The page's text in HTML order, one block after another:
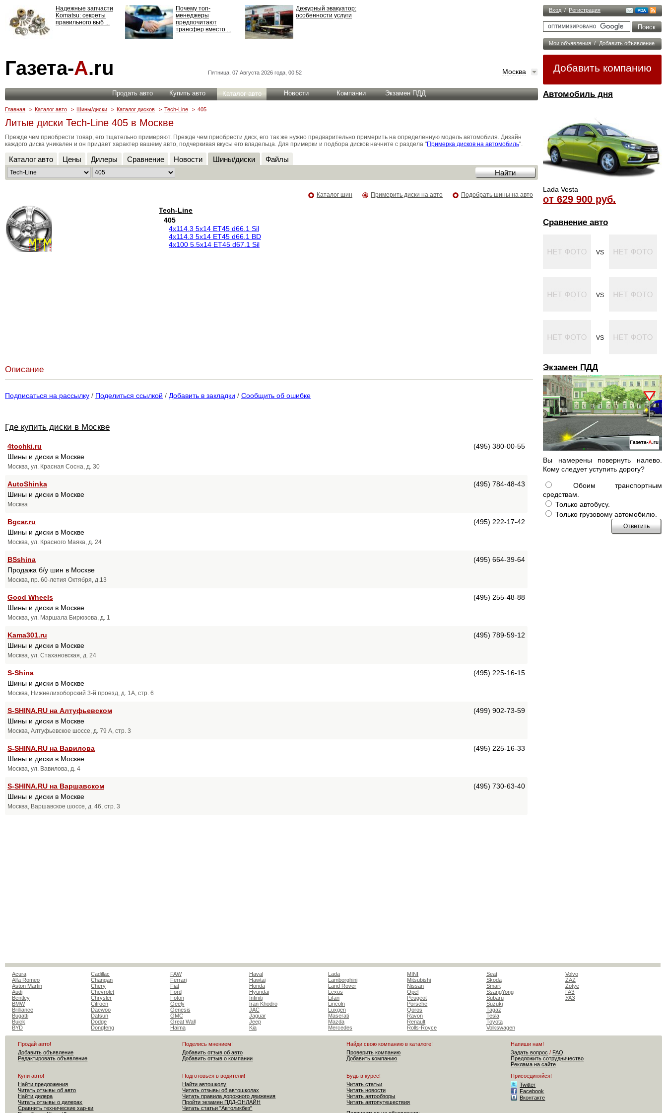
Вход / Регистрация
Мои объявления / Добавить объявление
Добавить компанию
Автомобиль дня
Lada Vesta
от 629 900 руб.
Сравнение авто
VS
VS
VS
Экзамен ПДД
Вы намерены повернуть налево.
Кому следует уступить дорогу?
Обоим транспортным
средствам.
Только автобусу.
Только грузовому автомобилю.
Надежные запчасти
Komatsu: секреты
правильного выб ...
Почему топ-
менеджеры
предпочитают
трансфер вместо ...
Дежурный эвакуатор:
особенности услуги
ответственности: все,
что нужно знать ...
Газета-А.ru Пятница, 07 Августа 2026 года, 00:52 Москва
Продать авто Купить авто Каталог авто Новости Компании Экзамен ПДД
Главная > Каталог авто > Шины/диски > Каталог дисков > Tech-Line > 405
Литые диски Tech-Line 405 в Москве
Прежде чем приобрести товар, его тщательно примеряют. Прежде чем приобрести диск, его так же нужно предварительно примерить на определенную модель автомобиля. Дизайн
каждого диска уникален и он придает характер вашему авто, подчеркивая вкусы его владельца. Для примерки и подбора дисков начните с раздела "Примерка дисков на автомобиль".
Каталог авто Цены Дилеры Сравнение Новости Шины/диски Файлы
Подобрать шины на авто
Примерить диски на авто
Каталог шин
Tech-Line
405
4x114.3 5x14 ET45 d66.1 Sil
4x114.3 5x14 ET45 d66.1 BD
4x100 5.5x14 ET45 d67.1 Sil
Описание
Подписаться на рассылку / Поделиться ссылкой / Добавить в закладки / Сообщить об ошибке
Где купить диски в Москве
4tochki.ru
(495) 380-00-55
Шины и диски в Москве
Москва, ул. Красная Сосна, д. 30
AutoShinka
(495) 784-48-43
Шины и диски в Москве
Москва
Bgcar.ru
(495) 222-17-42
Шины и диски в Москве
Москва, ул. Красного Маяка, д. 24
BSshina
(495) 664-39-64
Продажа б/у шин в Москве
Москва, пр. 60-летия Октября, д.13
Good Wheels
(495) 255-48-88
Шины и диски в Москве
Москва, ул. Маршала Бирюзова, д. 1
Kama301.ru
(495) 789-59-12
Шины и диски в Москве
Москва, ул. Стахановская, д. 24
S-Shina
(495) 225-16-15
Шины и диски в Москве
Москва, Нижнелихоборский 3-й проезд, д. 1А, стр. 6
S-SHINA.RU на Алтуфьевском
(499) 902-73-59
Шины и диски в Москве
Москва, Алтуфьевское шоссе, д. 79 А, стр. 3
S-SHINA.RU на Вавилова
(495) 225-16-33
Шины и диски в Москве
Москва, ул. Вавилова, д. 4
S-SHINA.RU на Варшавском
(495) 730-63-40
Шины и диски в Москве
Москва, Варшавское шоссе, д. 46, стр. 3
Acura
Alfa Romeo
Aston Martin
Audi
Bentley
BMW
Brilliance
Bugatti
Buick
BYD
Cadillac
Changan
Chery
Chevrolet
Chrysler
Citroen
Daewoo
Datsun
Dodge
Dongfeng
FAW
Ferrari
Fiat
Ford
Foton
Geely
Genesis
GMC
Great Wall
Haima
Haval
Hawtai
Honda
Hyundai
Infiniti
Iran Khodro
JAC
Jaguar
Jeep
Kia
Lada
Lamborghini
Land Rover
Lexus
Lifan
Lincoln
Luxgen
Maserati
Mazda
Mercedes
MINI
Mitsubishi
Nissan
Opel
Peugeot
Porsche
Qoros
Ravon
Renault
Rolls-Royce
Seat
Skoda
Smart
SsangYong
Subaru
Suzuki
Tagaz
Tesla
Toyota
Volkswagen
Volvo
ZAZ
Zotye
ГАЗ
УАЗ
Продай авто!
Добавить объявление
Редактировать объявление
Поделись мнением!
Добавить отзыв об авто
Добавить отзыв о компании
Найди свою компанию в каталоге!
Проверить компанию
Добавить компанию
Напиши нам!
Задать вопрос / FAQ
Предложить сотрудничество
Реклама на сайте
Купи авто!
Найти предложения
Читать отзывы об авто
Найти дилера
Читать отзывы о дилерах
Сравнить технические хар-ки
Подготовься в водители!
Найти автошколу
Читать отзывы об автошколах
Читать правила дорожного движения
Пройти экзамен ПДД-ОНЛАЙН
Читать статьи "Автоликбез"
Будь в курсе!
Читать статьи
Читать новости
Читать автообзоры
Читать автопутешествия
Присоединяйся!
Twitter
Facebook
Вконтакте